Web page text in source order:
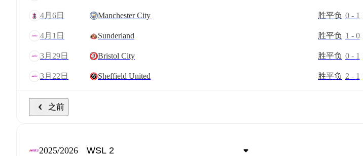
4月6日 Manchester City 胜平负 0- 1
4月1日 Sunderland 胜平负 1 - 0
3月29日 Bristol City 胜平负 0- 1
3月22日 Sheffield United 胜平负 2 - 1
之前
2025/2026